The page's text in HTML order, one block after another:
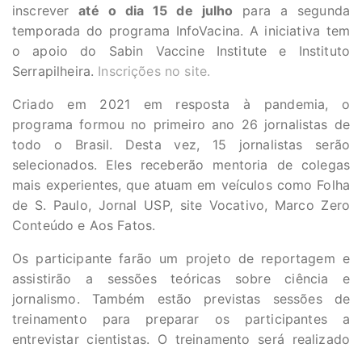
inscreveraté o dia 15 de julho para a segunda
temporada do programa InfoVacina. A iniciativa tem
o apoio do Sabin Vaccine Institute e Instituto
Serrapilheira. Inscrições no site.
Criado em 2021 em resposta à pandemia, o
programa formou no primeiro ano 26 jornalistas de
todo o Brasil. Desta vez, 15 jornalistas serão
selecionados. Eles receberão mentoria de colegas
mais experientes, que atuam em veículos como Folha
de S. Paulo, Jornal USP, site Vocativo, Marco Zero
Conteúdo e Aos Fatos.
Os participante farão um projeto de reportagem e
assistirão a sessões teóricas sobre ciência e
jornalismo. Também estão previstas sessões de
treinamento para preparar os participantes a
entrevistar cientistas. O treinamento será realizado